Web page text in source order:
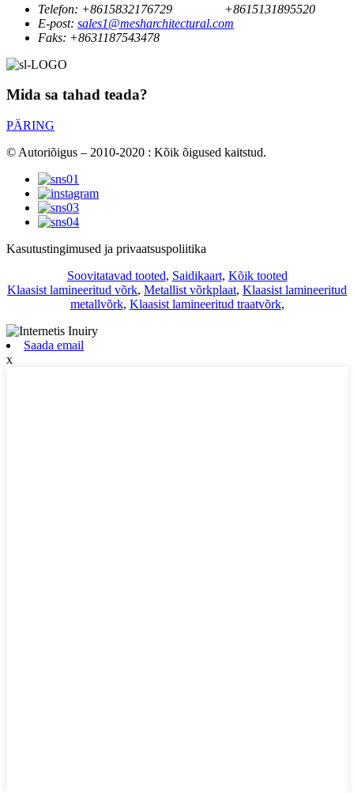
Telefon: +8615832176729
+8615131895520
E-post: sales1@mesharchitectural.com
Faks: +8631187543478
Mida sa tahad teada?
PÄRING
© Autoriõigus – 2010-2020 : Kõik õigused kaitstud.
Kasutustingimused ja privaatsuspoliitika
Soovitatavad tooted, Saidikaart, Kõik tooted
Klaasist lamineeritud võrk, Metallist võrkplaat, Klaasist lamineeritud
metallvõrk, Klaasist lamineeritud traatvõrk,
Saada email
x